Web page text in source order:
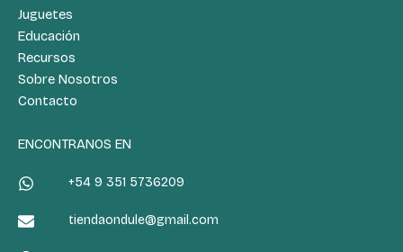
Juguetes
Educación
Recursos
Sobre Nosotros
Contacto
ENCONTRANOS EN
+54 9 351 5736209
tiendaondule@gmail.com